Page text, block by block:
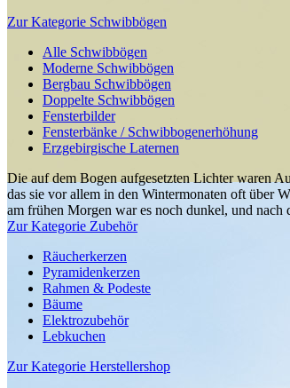
Zur Kategorie Schwibbögen
Alle Schwibbögen
Moderne Schwibbögen
Bergbau Schwibbögen
Doppelte Schwibbögen
Fensterbilder
Fensterbänke / Schwibbogenerhöhung
Erzgebirgische Laternen
Die auf dem Bogen aufgesetzten Lichter waren
das sie vor allem in den Wintermonaten oft über
am frühen Morgen war es noch dunkel, und nach
Zur Kategorie Zubehör
Räucherkerzen
Pyramidenkerzen
Rahmen & Podeste
Bäume
Elektrozubehör
Lebkuchen
Zur Kategorie Herstellershop